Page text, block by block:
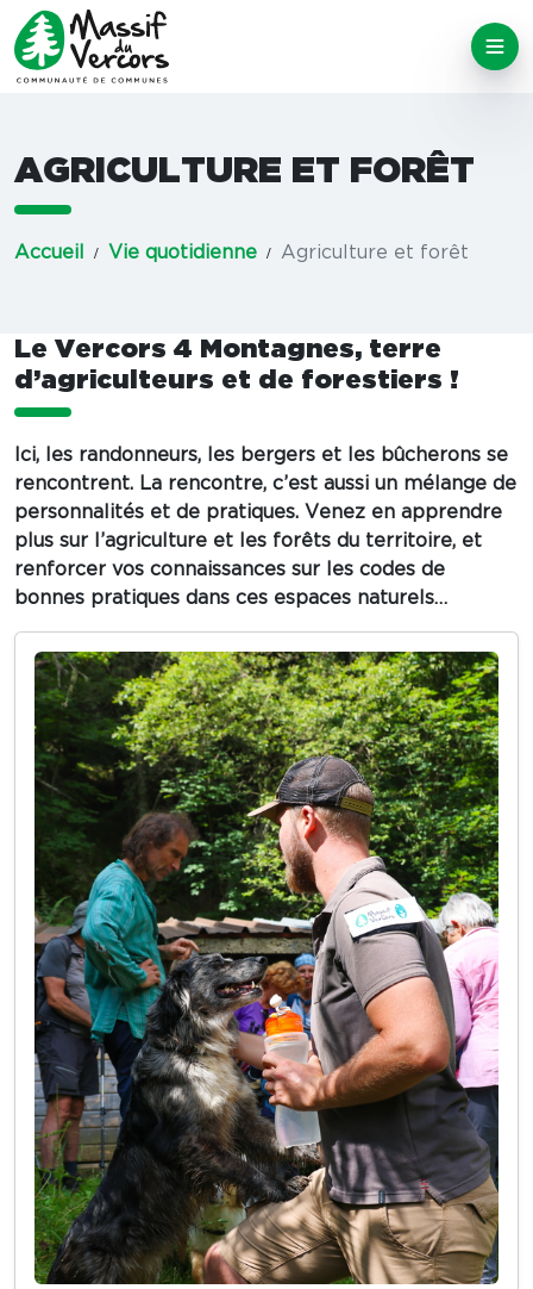
AGRICULTURE ET FORÊT
Accueil Vie quotidienne Agriculture et forêt
Le Vercors 4 Montagnes, terre
d’agriculteurs et de forestiers !
Ici, les randonneurs, les bergers et les bûcherons se
rencontrent. La rencontre, c’est aussi un mélange de
personnalités et de pratiques. Venez en apprendre
plus sur l’agriculture et les forêts du territoire, et
renforcer vos connaissances sur les codes de
bonnes pratiques dans ces espaces naturels…